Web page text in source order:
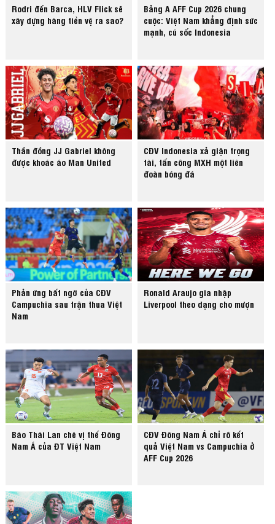
Rodri đến Barca, HLV Flick sẽ
xây dựng hàng tiền vệ ra sao?
Bảng A AFF Cup 2026 chung
cuộc: Việt Nam khẳng định sức
mạnh, cú sốc Indonesia
Thần đồng JJ Gabriel không
được khoác áo Man United
CĐV Indonesia xả giận trọng
tài, tấn công MXH một liên
đoàn bóng đá
Phản ứng bất ngờ của CĐV
Campuchia sau trận thua Việt
Nam
Ronald Araujo gia nhập
Liverpool theo dạng cho mượn
Báo Thái Lan chê vị thế Đông
Nam Á của ĐT Việt Nam
CĐV Đông Nam Á chỉ rõ kết
quả Việt Nam vs Campuchia ở
AFF Cup 2026